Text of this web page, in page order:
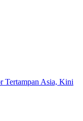
Tertampan Asia, Kini